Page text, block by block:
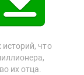
что
их отца.